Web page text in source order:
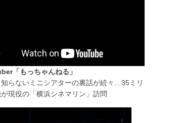
「もっちゃんねる」
らないミニシアターの裏話が続々…35ミリ
現役の「横浜シネマリン」訪問